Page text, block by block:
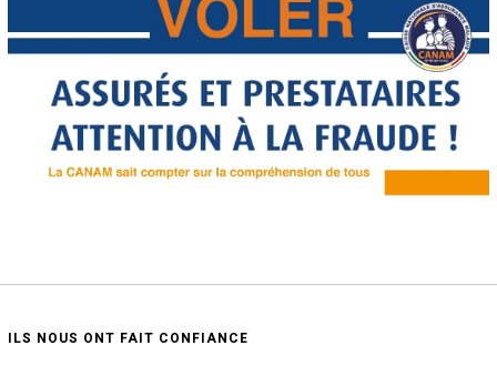
ILS NOUS ONT FAIT CONFIANCE